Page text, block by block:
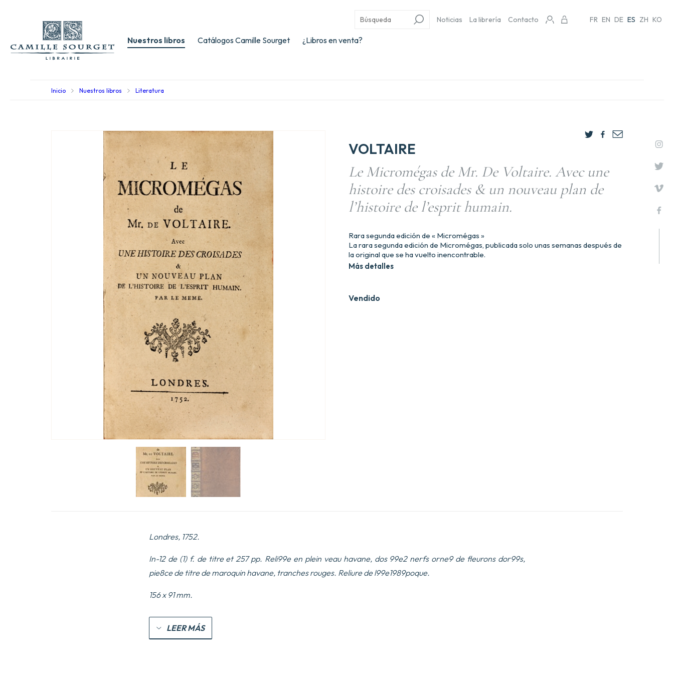
Nuestros libros Catálogos Camille Sourget ¿Libros en venta?
Noticias La librería Contacto FR EN DE ES ZH KO
Inicio Nuestros libros Literatura
VOLTAIRE
Le Micromégas de Mr. De Voltaire. Avec une
histoire des croisades & un nouveau plan de
l’histoire de l’esprit humain.
Vendido
Rara segunda edición de « Micromégas »
La rara segunda edición de Micromégas, publicada solo unas semanas después de
la original que se ha vuelto inencontrable.
Más detalles
Londres, 1752.
In-12 de (1) f. de titre et 257 pp. Reli99e en plein veau havane, dos 99e2 nerfs orne9 de fleurons dor99s,
pie8ce de titre de maroquin havane, tranches rouges. Reliure de l99e1989poque.
156 x 91 mm.
LEER MÁS